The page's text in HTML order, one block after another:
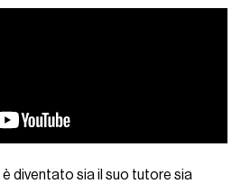
diventato sia il suo tutore sia